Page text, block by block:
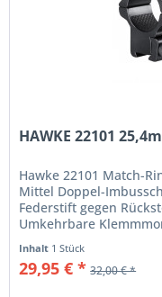
HAWKE 22101
Hawke 22101 Match-
Mittel Doppel-
Federstift gegen
Umkehrbare
Inhalt 1 Stück
29,95 € * 32,00 € *